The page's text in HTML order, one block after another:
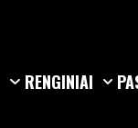
RENGINIAI